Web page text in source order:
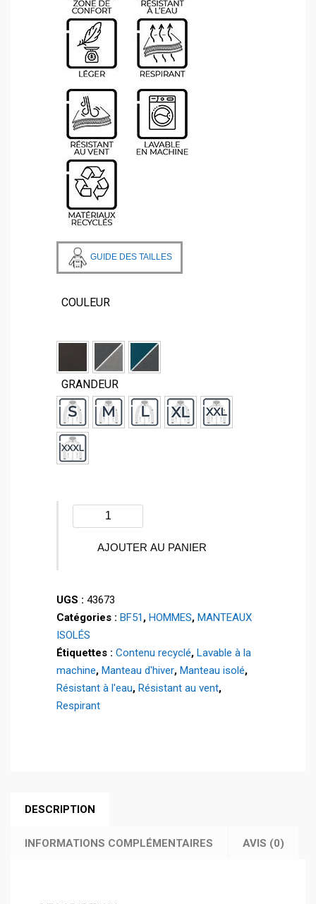
GUIDE DES TAILLES
COULEUR
GRANDEUR
quantité
de
Manteau
HOODY
-
43673
AJOUTER AU PANIER
UGS : 43673
Catégories : BF51 , HOMMES, MANTEAUX
ISOLÉS
Étiquettes : Contenu recyclé, Lavable à la
machine, Manteau d'hiver, Manteau isolé,
Résistant à l'eau, Résistant au vent,
Respirant
DESCRIPTION
INFORMATIONS COMPLÉMENTAIRES AVIS (0)